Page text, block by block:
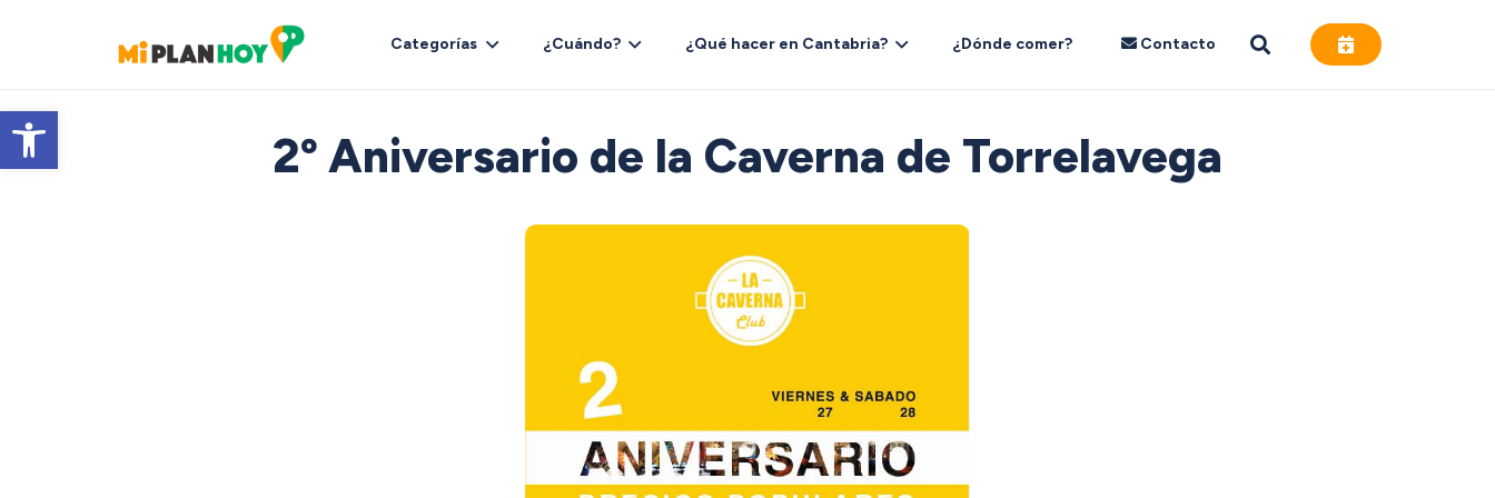
Abrir barra de herramientas
Categorías ¿Cuándo? ¿Qué hacer en Cantabria? ¿Dónde comer? Contacto
2º Aniversario de la Caverna de Torrelavega